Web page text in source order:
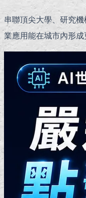
串聯頂尖大學、研究
業應用能在城市內形